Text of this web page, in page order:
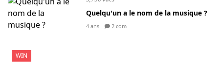
WIN
Quelqu'un a le nom de la musique ?
4 ans 2 com